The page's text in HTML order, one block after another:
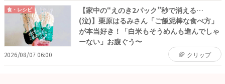
食・レシピ
【家中の“えのき2パック”秒で消える…
(泣)】栗原はるみさん「ご飯泥棒な食べ方」
が本当好き！「白米もそうめんも進んでしゃ
ーない」お腹ぐう〜
2026/08/07 06:00 クリップ